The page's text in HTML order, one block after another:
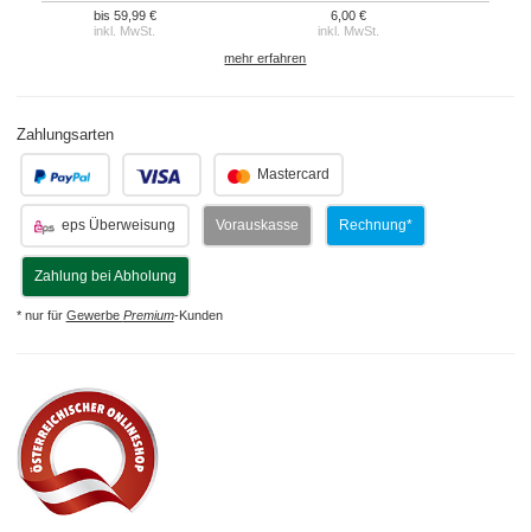
bis 59,99 €
inkl. MwSt.
6,00 €
inkl. MwSt.
mehr erfahren
Zahlungsarten
Mastercard
eps Überweisung Vorauskasse Rechnung*
Zahlung bei Abholung
* nur für Gewerbe Premium-Kunden